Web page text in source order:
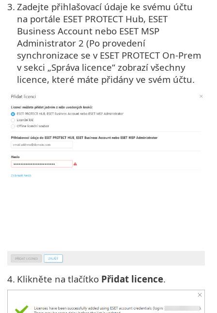
3. Zadejte přihlašovací údaje ke svému účtu
na portále ESET PROTECT Hub, ESET
Business Account nebo ESET MSP
Administrator 2 (Po provedení
synchronizace se v ESET PROTECT On-Prem
v sekci „Správa licence“ zobrazí všechny
licence, které máte přidány ve svém účtu.
4. Klikněte na tlačítko Přidat licence.